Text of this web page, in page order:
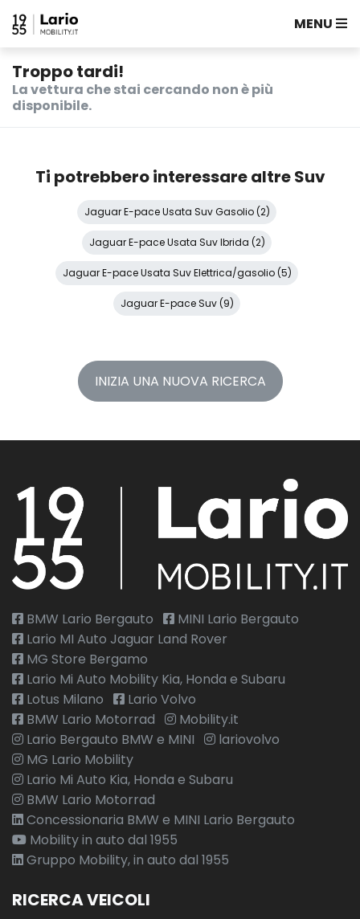
MENU
Troppo tardi!
La vettura che stai cercando non è più
disponibile.
Ti potrebbero interessare altre Suv
Jaguar E-pace Usata Suv Gasolio (2)
Jaguar E-pace Usata Suv Ibrida (2)
Jaguar E-pace Usata Suv Elettrica/gasolio (5)
Jaguar E-pace Suv (9)
INIZIA UNA NUOVA RICERCA
BMW Lario Bergauto
MINI Lario Bergauto
Lario MI Auto Jaguar Land Rover
MG Store Bergamo
Lario Mi Auto Mobility Kia, Honda e Subaru
Lotus Milano
Lario Volvo
BMW Lario Motorrad
Mobility.it
Lario Bergauto BMW e MINI
lariovolvo
MG Lario Mobility
Lario Mi Auto Kia, Honda e Subaru
BMW Lario Motorrad
Concessionaria BMW e MINI Lario Bergauto
Mobility in auto dal 1955
Gruppo Mobility, in auto dal 1955
RICERCA VEICOLI